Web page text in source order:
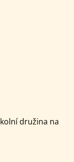
družina na